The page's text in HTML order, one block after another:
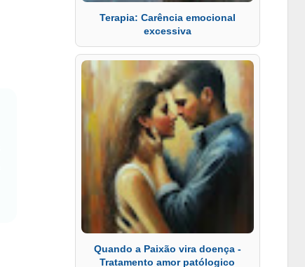
Terapia: Carência emocional
excessiva
Quando a Paixão vira doença -
Tratamento amor patólogico